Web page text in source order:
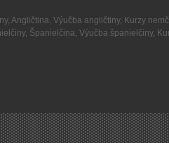
, Angličtina, Výučba angličtiny, Kurzy
, Španielčina, Výučba španielčiny,